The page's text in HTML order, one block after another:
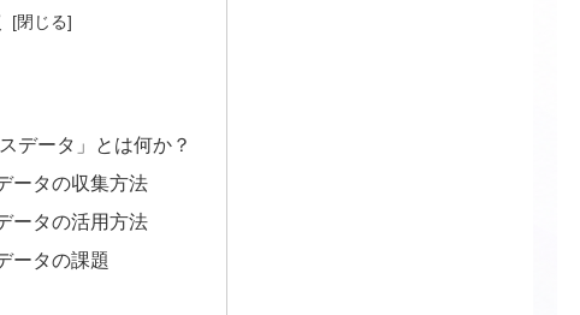
データ」とは何か？
ータの収集方法
ータの活用方法
ータの課題